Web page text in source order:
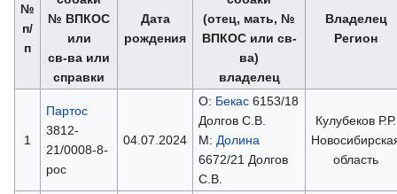
№
п/
п
№ ВПКОС
или
св-ва или
справки
Дата
рождения
(отец, мать, №
ВПКОС или св-
ва)
владелец
Владелец
Регион
1
Партос
3812-
21/0008-8-
рос
04.07.2024
О: Бекас6153/18
Долгов С.В.
М: Долина
6672/21 Долгов
С.В.
Кулубеков Р.Р.
область